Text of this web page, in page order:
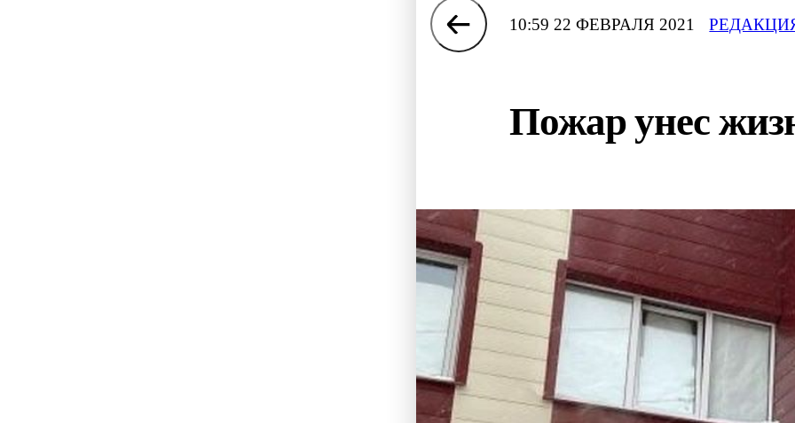
10:59 22 ФЕВРАЛЯ 2021
Пожар унес